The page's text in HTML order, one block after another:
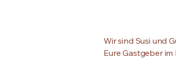
Wir sind Susi und
Eure Gastgeber im